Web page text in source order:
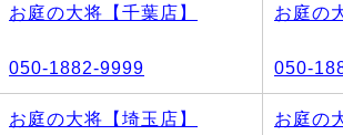
お庭の大将【千葉店】
050-1882-9999
お庭の
050-
お庭の大将【埼玉店】 お庭の